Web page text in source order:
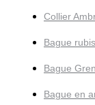
Collier
Bague
Bague
Bague en